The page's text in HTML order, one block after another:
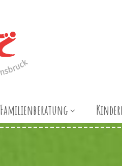
Familienberatung